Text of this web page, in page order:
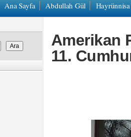
Ana Sayfa Abdullah Gül
Amerikan
11.